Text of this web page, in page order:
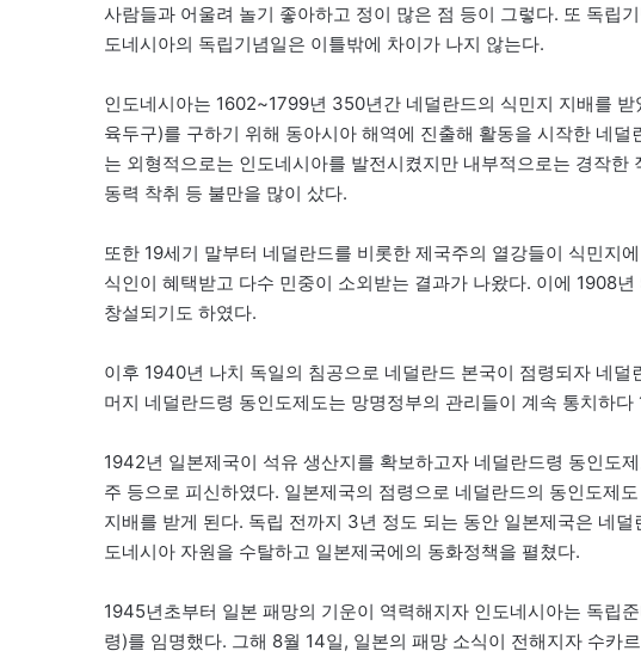
사람들과 어울려 놀기 좋아하고 정이 많은 점 등이 그렇다. 또 독립
도네시아의 독립기념일은 이틀밖에 차이가 나지 않는다.
인도네시아는 1602~1799년 350년간 네덜란드의 식민지 지배를
육두구)를 구하기 위해 동아시아 해역에 진출해 활동을 시작한 네
는 외형적으로는 인도네시아를 발전시켰지만 내부적으로는 경작
동력 착취 등 불만을 많이 샀다.
또한 19세기 말부터 네덜란드를 비롯한 제국주의 열강들이 식민지
식인이 혜택받고 다수 민중이 소외받는 결과가 나왔다. 이에 1908
창설되기도 하였다.
이후 1940년 나치 독일의 침공으로 네덜란드 본국이 점령되자 네
머지 네덜란드령 동인도제도는 망명정부의 관리들이 계속 통치하
1942년 일본제국이 석유 생산지를 확보하고자 네덜란드령 동인도
주 등으로 피신하였다. 일본제국의 점령으로 네덜란드의 동인도제
지배를 받게 된다. 독립 전까지 3년 정도 되는 동안 일본제국은 네
도네시아 자원을 수탈하고 일본제국에의 동화정책을 펼쳤다.
1945년초부터 일본 패망의 기운이 역력해지자 인도네시아는 독립
령)를 임명했다. 그해 8월 14일, 일본의 패망 소식이 전해지자 수카